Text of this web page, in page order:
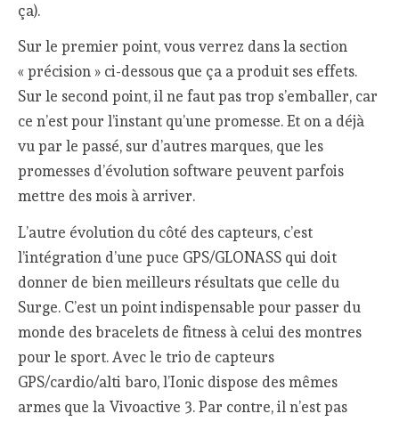
ça).
Sur le premier point, vous verrez dans la section
« précision » ci-dessous que ça a produit ses effets.
Sur le second point, il ne faut pas trop s’emballer, car
ce n’est pour l’instant qu’une promesse. Et on a déjà
vu par le passé, sur d’autres marques, que les
promesses d’évolution software peuvent parfois
mettre des mois à arriver.
L’autre évolution du côté des capteurs, c’est
l’intégration d’une puce GPS/GLONASS qui doit
donner de bien meilleurs résultats que celle du
Surge. C’est un point indispensable pour passer du
monde des bracelets de fitness à celui des montres
pour le sport. Avec le trio de capteurs
GPS/cardio/alti baro, l’Ionic dispose des mêmes
armes que la Vivoactive 3. Par contre, il n’est pas